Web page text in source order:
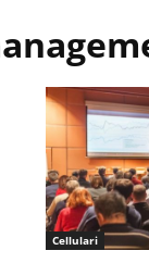
Cellulari